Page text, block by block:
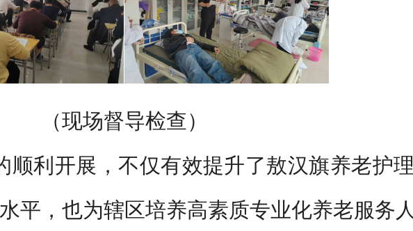
（现场督导检查）
顺利开展，不仅有效提升了敖汉旗养老护
平，也为辖区培养高素质专业化养老服务